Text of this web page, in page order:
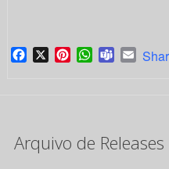
Facebook
X PinterestWhatsApp
TeamsEmail
Arquivo de Releases